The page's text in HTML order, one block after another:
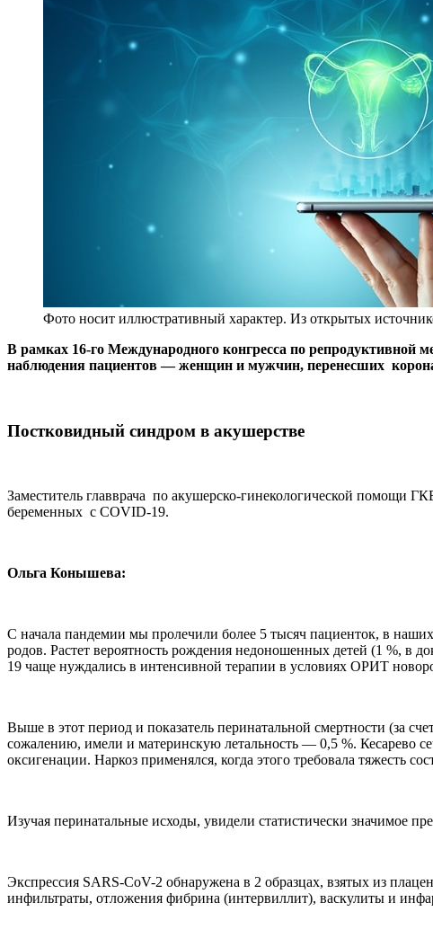
Фото носит иллюстративный характер. Из открытых
В рамках 16-го Международного конгресса по репродуктивной
наблюдения пациентов — женщин и мужчин, перенесших
Постковидный синдром в акушерстве
Заместитель главврача по акушерско-гинекологической
беременных с COVID-19.
Ольга Конышева:
С начала пандемии мы пролечили более 5 тысяч пациенток, в
родов. Растет вероятность рождения недоношенных детей (1 %, в
19 чаще нуждались в интенсивной терапии в условиях ОРИТ
Выше в этот период и показатель перинатальной смертности (за
сожалению, имели и материнскую летальность — 0,5 %. Кесарево
оксигенации. Наркоз применялся, когда этого требовала тяжесть
Изучая перинатальные исходы, увидели статистически
Экспрессия SARS-CoV-2 обнаружена в 2 образцах, взятых из
инфильтраты, отложения фибрина (интервиллит), васкулиты и